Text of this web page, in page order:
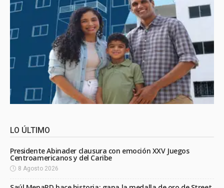
LO ÚLTIMO
Presidente Abinader clausura con emoción XXV Juegos
Centroamericanos y del Caribe
8 Agosto 2026